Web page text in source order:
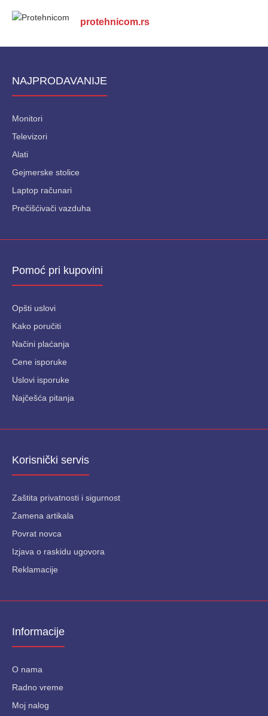
protehnicom.rs
NAJPRODAVANIJE
Monitori
Televizori
Alati
Gejmerske stolice
Laptop računari
Prečišćivači vazduha
Pomoć pri kupovini
Opšti uslovi
Kako poručiti
Načini plaćanja
Cene isporuke
Uslovi isporuke
Najčešća pitanja
Korisnički servis
Zaštita privatnosti i sigurnost
Zamena artikala
Povrat novca
Izjava o raskidu ugovora
Reklamacije
Informacije
O nama
Radno vreme
Moj nalog